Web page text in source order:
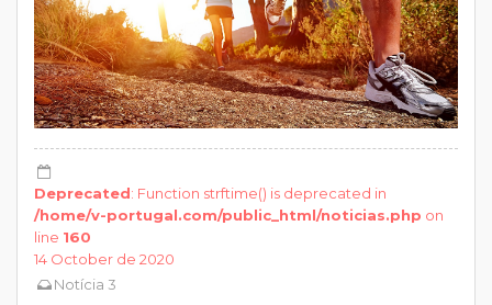
Deprecated: Function strftime() is deprecated in
/home/v-portugal.com/public_html/noticias.php on
line 160
14 October de 2020
Notícia 3